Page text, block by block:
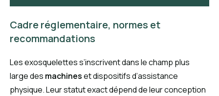
Cadre réglementaire, normes et
recommandations
Les exosquelettes s’inscrivent dans le champ plus
large des machineset dispositifs d’assistance
physique. Leur statut exact dépend de leur conception